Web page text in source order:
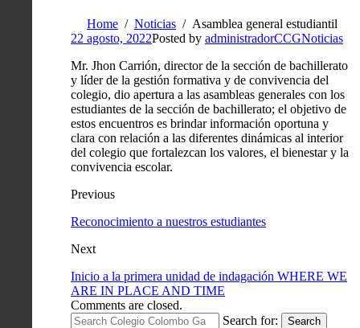
Home Noticias
Asamblea general estudiantil
22 agosto, 2022Posted by administradorCCGNoticias
Mr. Jhon Carrión, director de la sección de bachillerato
y líder de la gestión formativa y de convivencia del
colegio, dio apertura a las asambleas generales con los
estudiantes de la sección de bachillerato; el objetivo de
estos encuentros es brindar información oportuna y
clara con relación a las diferentes dinámicas al interior
del colegio que fortalezcan los valores, el bienestar y la
convivencia escolar.
Previous
Reconocimiento a nuestros estudiantes
Next
Inicio a la primera unidad de indagación WHERE WE
ARE IN PLACE AND TIME
Comments are closed.
Search for:
Search